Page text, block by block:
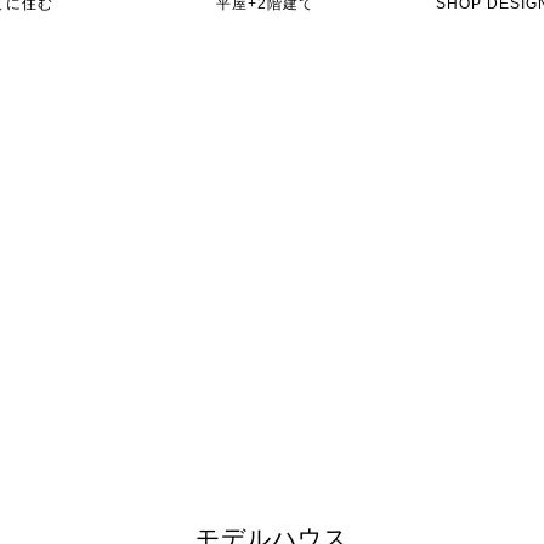
に住む 平屋+2階建て SHOP
モデルハウス